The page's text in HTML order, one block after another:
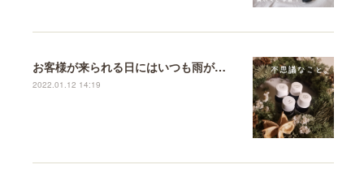
お客様が来られる日にはいつも雨が降る。
2022.01.12 14:19